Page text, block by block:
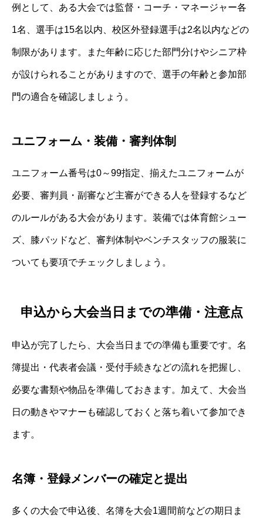
例として、ある大会では監督・コーチ・マネージャー各
1名、選手は15名以内、校区外登録選手は2名以内などの
制限があります。また年齢に応じた部門分けやシニア枠
が設けられることがありますので、選手の年齢と参加部
門の適合を確認しましょう。
ユニフォーム・装備・審判体制
ユニフォーム番号は0～99指定、揃えたユニフォームが
必要、審判員・副審など主審ができる人を登録するなど
のルールがある大会があります。装備では体育館シュー
ズ、膝パッドなど、審判体制やベンチスタッフの服装に
ついても要項でチェックしましょう。
申込から大会当日までの準備・注意点
申込が完了したら、大会当日までの準備も重要です。名
簿提出・代表者会議・受付手続きなどの流れを把握し、
必要な書類や物品を準備しておきます。加えて、大会当
日の動きやマナーも確認しておくと落ち着いて参加でき
ます。
名簿・登録メンバーの確定と提出
多くの大会で申込後、名簿を大会1週間前などの期日ま